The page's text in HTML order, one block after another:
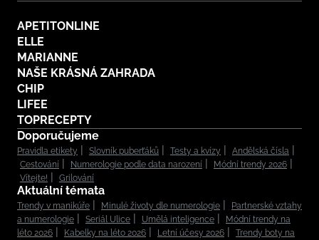
APETITONLINE
ELLE
MARIANNE
NAŠE KRÁSNÁ ZAHRADA
CHIP
LIFEE
TOPRECEPTY
Doporučujeme
Pravidla etikety Slovník puberťáků Testy a kvízy
Andělská čísla
Cestování
Numerologie podle data narození
Módní trendy 2026
Vítejte!
Grilování
Aktuální témata
Trendy v manikúře Minulé životy dle numerologie
Partnerské vztahy
a numerologie
Seriál Ulice Umělá inteligence
Módní trendy na
léto 2026
Kabelky na léto 2026 Letní účesy 2026
Trendy boty na